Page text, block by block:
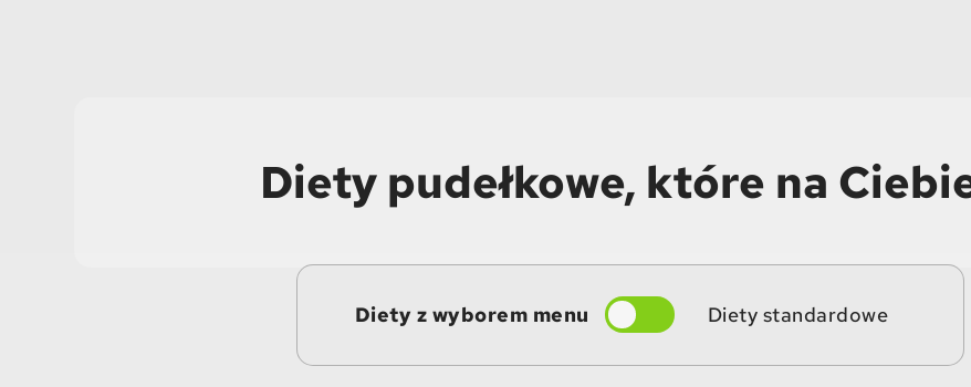
Diety pudełkowe, które na
Diety z wyborem menu Diety standardowe